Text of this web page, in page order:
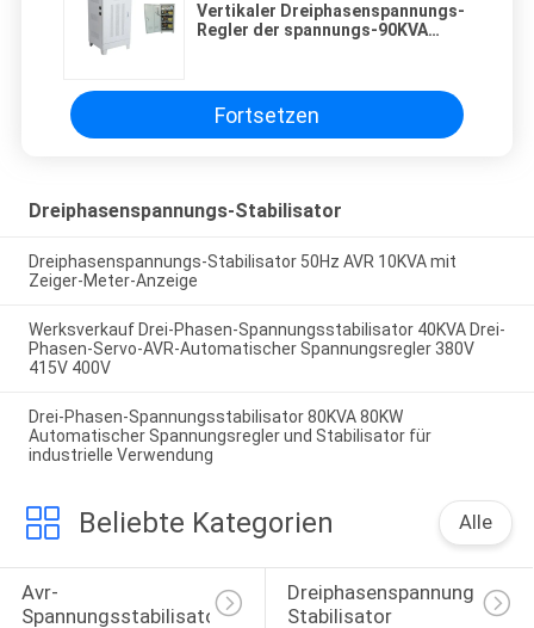
Vertikaler Dreiphasenspannungs-
Regler der spannungs-90KVA
Fortsetzen
Dreiphasenspannungs-Stabilisator
Dreiphasenspannungs-Stabilisator 50Hz AVR 10KVA mit
Zeiger-Meter-Anzeige
Werksverkauf Drei-Phasen-Spannungsstabilisator 40KVA Drei-
Phasen-Servo-AVR-Automatischer Spannungsregler 380V
415V 400V
Drei-Phasen-Spannungsstabilisator 80KVA 80KW
Automatischer Spannungsregler und Stabilisator für
industrielle Verwendung
Beliebte Kategorien Alle
Avr-
Spannungsstabilisator
Dreiphasenspannungs-
Stabilisator